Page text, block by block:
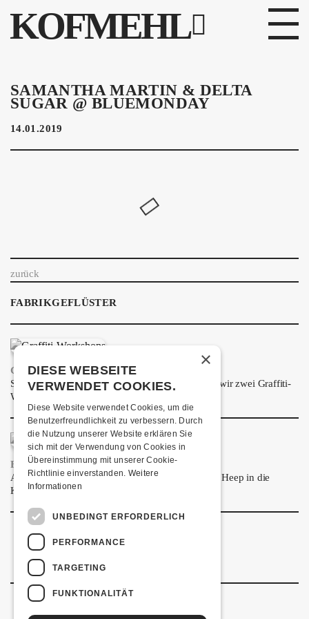
KOFMEHL
PROGRAMM
FABRIKGEFLÜSTER
KONTAKT
GÖNNEREI
SHOP
MITMACHEN
SAMANTHA MARTIN & DELTA
SUGAR @ BLUEMONDAY
14.01.2019
zurück
FABRIKGEFLÜSTER
GRAFFITI-WORKSHOPS
Spray dein eigenes Graffiti! Im September führen wir zwei Graffiti-
Workshops für Kinder und Jugendliche durch.
FRISCH BESTÄTIGT: URIAH HEEP
Am Sonntag, 15. November 2026 kommen Uriah Heep in die
Kulturfabrik Kofmehl!
×
DIESE WEBSEITE
VERWENDET COOKIES.
Diese Website verwendet Cookies, um die
Benutzerfreundlichkeit zu verbessern. Durch
die Nutzung unserer Website erklären Sie
sich mit der Verwendung von Cookies in
Übereinstimmung mit unserer Cookie-
Richtlinie einverstanden. Weitere
Informationen
UNBEDINGT ERFORDERLICH
PERFORMANCE
TARGETING
FUNKTIONALITÄT